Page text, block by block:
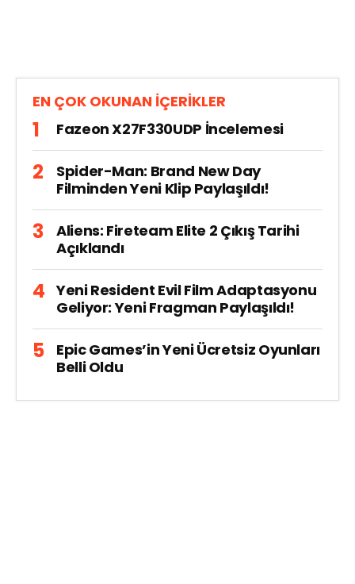
EN ÇOK OKUNAN İÇERİKLER
Fazeon X27F330UDP İncelemesi
Spider-Man: Brand New Day
Filminden Yeni Klip Paylaşıldı!
Aliens: Fireteam Elite 2 Çıkış Tarihi
Açıklandı
Yeni Resident Evil Film Adaptasyonu
Geliyor: Yeni Fragman Paylaşıldı!
Epic Games’in Yeni Ücretsiz Oyunları
Belli Oldu